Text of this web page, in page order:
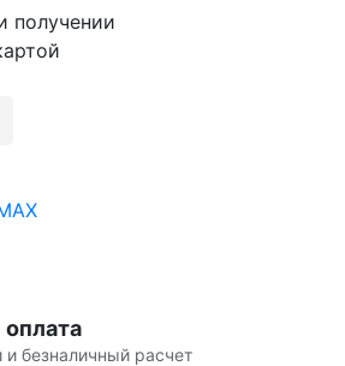
получении
безналичный расчет